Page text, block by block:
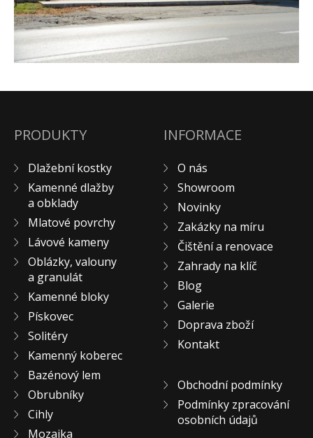
Pískovec
Solitéry
Kamenné bloky
Terazzo
Doplňkový sortiment
DLAŽEBNÍ KOSTKY
KAMENNÉ DLAŽBY, OBKLADY
MLATOVÉ POVRCHY
ZAKÁZKY NA MÍRU
VÝPRODEJ
NOVINKY
KONTAKT
PRODUKTY
Dlažební kostky
Kamenné dlažby
a obklady
Mlatové povrchy
Lávové kameny
Oblázky, valouny
a granulát
Kamenné bloky
Pískovec
Solitéry
Kamenný koberec
Bazénový lem
Obrubníky
Cihly
Mozaika
INFORMACE
O nás
Showroom
Novinky
Zakázky na míru
Čištění a renovace
Zahrady na klíč
Blog
Galerie
Doprava zboží
Kontakt
Obchodní podmínky
Podmínky zpracování
osobních údajů